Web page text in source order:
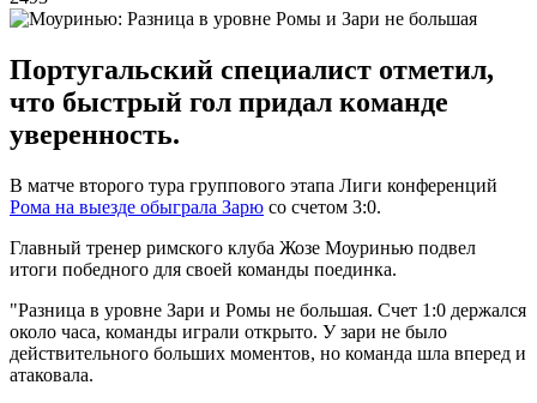
Португальский специалист отметил,
что быстрый гол придал команде
уверенность.
В матче второго тура группового этапа Лиги конференций
Рома на выезде обыграла Зарю со счетом 3:0.
Главный тренер римского клуба Жозе Моуринью подвел
итоги победного для своей команды поединка.
"Разница в уровне Зари и Ромы не большая. Счет 1:0 держался
около часа, команды играли открыто. У зари не было
действительного больших моментов, но команда шла вперед и
атаковала.